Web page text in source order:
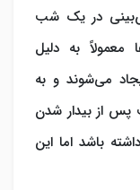
در یک شب
به دلیل
می‌شوند و به
پس از بیدار شدن
باشد اما این